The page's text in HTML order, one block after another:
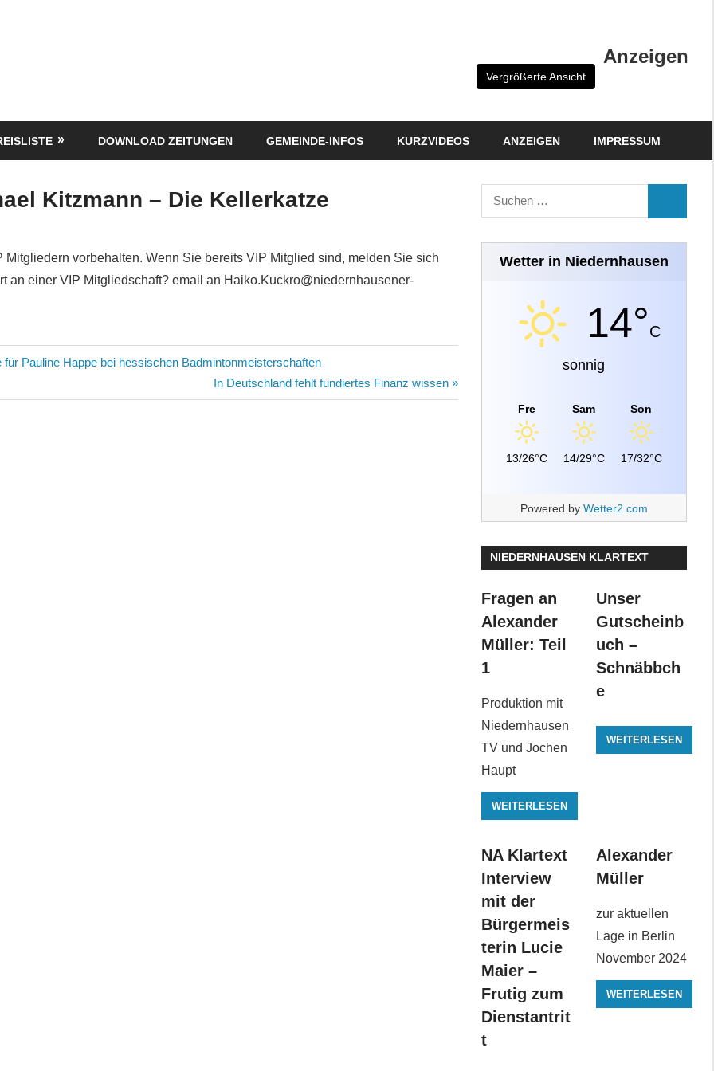
Anzeigen
Vergrößerte Ansicht
DOWNLOAD ZEITUNGEN GEMEINDE-INFOS KURZVIDEOS ANZEIGEN IMPRESSUM
Kitzmann – Die Kellerkatze
Mitgliedern vorbehalten. Wenn Sie bereits VIP Mitglied sind, melden Sie sich
an einer VIP Mitgliedschaft? email an Haiko.Kuckro@niedernhausener-
für Pauline Happe bei hessischen Badmintonmeisterschaften
Nächster
Beitrag:
In Deutschland fehlt fundiertes Finanz wissen
Suchen
nach:
Wetter in Niedernhausen
14°C
sonnig
Fre
13/26°C
Sam
14/29°C
Son
17/32°C
Powered by Wetter2.com
NIEDERNHAUSEN KLARTEXT
Fragen an
Alexander
Müller: Teil
1
Produktion mit
Niedernhausen
TV und Jochen
Haupt
WEITERLESEN
Unser
Gutscheinb
uch –
Schnäbbch
e
WEITERLESEN
NA Klartext
Interview
mit der
Bürgermeis
terin Lucie
Maier –
Frutig zum
Dienstantrit
t
Alexander
Müller
zur aktuellen
Lage in Berlin
November 2024
WEITERLESEN